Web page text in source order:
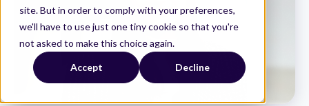
site. But in order to comply with your preferences,
we'll have to use just one tiny cookie so that you're
not asked to make this choice again.
Accept Decline